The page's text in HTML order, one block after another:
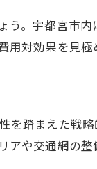
不動産売買の
え後の生活を快
ォームで理想
店選びが成功の
。宇都宮市
対効果を見極
踏まえた戦
や交通網の